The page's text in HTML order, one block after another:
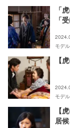
「
「
モデ
【
モデ
【
居